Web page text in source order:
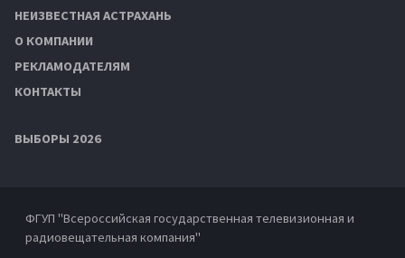
НЕИЗВЕСТНАЯ АСТРАХАНЬ
О КОМПАНИИ
РЕКЛАМОДАТЕЛЯМ
КОНТАКТЫ
ВЫБОРЫ 2026
ФГУП "Всероссийская государственная телевизионная и
радиовещательная компания"